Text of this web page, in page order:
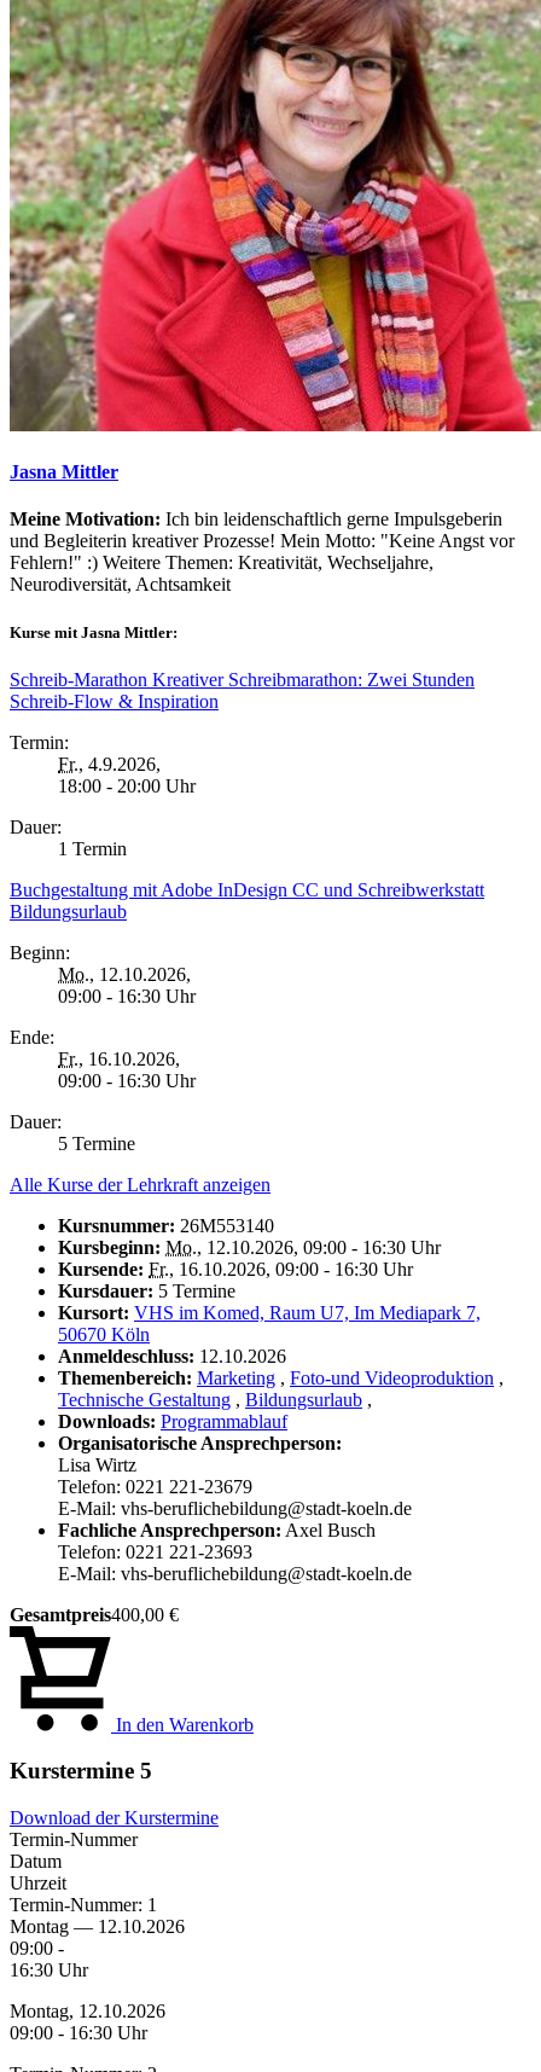
Jasna Mittler
Meine Motivation: Ich bin leidenschaftlich gerne Impulsgeberin
und Begleiterin kreativer Prozesse! Mein Motto: "Keine Angst vor
Fehlern!" :) Weitere Themen: Kreativität, Wechseljahre,
Neurodiversität, Achtsamkeit
Kurse mit Jasna Mittler:
Schreib-Marathon Kreativer Schreibmarathon: Zwei Stunden
Schreib-Flow & Inspiration
Termin:
Fr., 4.9.2026,
18:00 - 20:00 Uhr
Dauer:
1 Termin
Buchgestaltung mit Adobe InDesign CC und Schreibwerkstatt
Bildungsurlaub
Beginn:
Mo., 12.10.2026,
09:00 - 16:30 Uhr
Ende:
Fr., 16.10.2026,
09:00 - 16:30 Uhr
Dauer:
5 Termine
Alle Kurse der Lehrkraft anzeigen
Kursnummer: 26M553140
Kursbeginn: Mo., 12.10.2026, 09:00 - 16:30 Uhr
Kursende: Fr., 16.10.2026, 09:00 - 16:30 Uhr
Kursdauer: 5 Termine
Kursort: VHS im Komed, Raum U7, Im Mediapark 7,
50670 Köln
Anmeldeschluss: 12.10.2026
Themenbereich: Marketing , Foto-und Videoproduktion ,
Technische Gestaltung , Bildungsurlaub ,
Downloads: Programmablauf
Organisatorische Ansprechperson:
Lisa Wirtz
Telefon: 0221 221-23679
E-Mail: vhs-beruflichebildung@stadt-koeln.de
Fachliche Ansprechperson: Axel Busch
Telefon: 0221 221-23693
E-Mail: vhs-beruflichebildung@stadt-koeln.de
Gesamtpreis400,00 €
In den Warenkorb
Kurstermine 5
Download der Kurstermine
Termin-Nummer
Datum
Uhrzeit
Termin-Nummer: 1
Montag — 12.10.2026
09:00 -
16:30 Uhr
Montag, 12.10.2026
09:00 - 16:30 Uhr